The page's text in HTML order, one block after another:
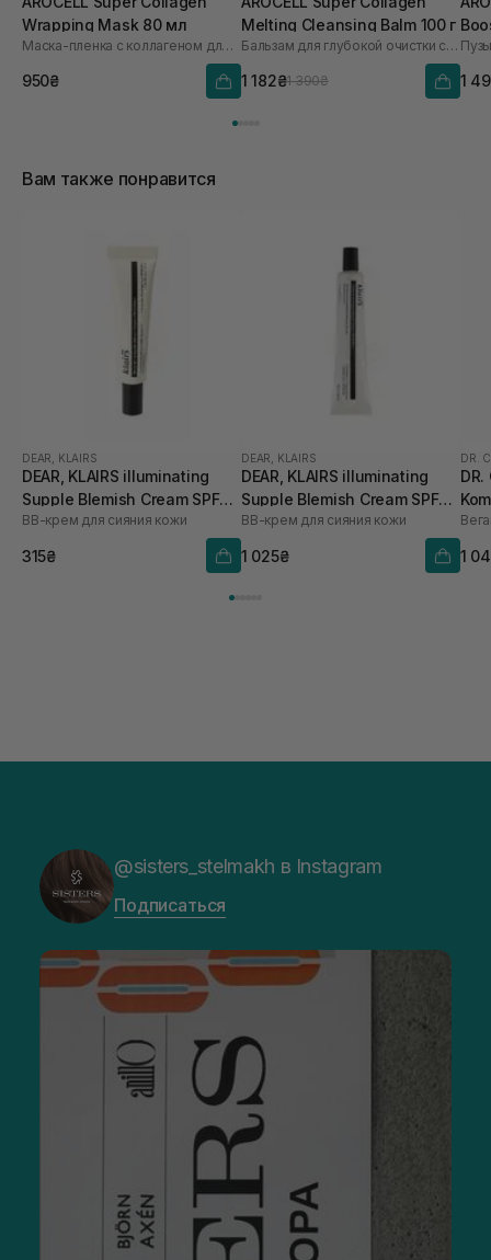
Wrapping Mask 80 мл
Маска-пленка с коллагеном для увлажнения и лифтинга
950₴
Melting Cleansing Balm 100 г
Бальзам для глубокой очистки с коллагеном и пептидами
1 182₴1 390₴ 1
Вам также понравится
DEAR, KLAIRS
DEAR, KLAIRS illuminating
Supple Blemish Cream SPF
40 10 мл
ВВ-крем для сияния кожи
315₴
DEAR, KLAIRS
DEAR, KLAIRS illuminating
Supple Blemish Cream SPF
40 40 мл
ВВ-крем для сияния кожи
1 025₴
DR.
DR.
1
@sisters_stelmakh в Instagram
Подписаться